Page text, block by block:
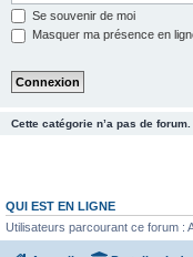
Se souvenir de moi
Masquer ma présence en
Cette catégorie n’a pas de forum.
QUI EST EN LIGNE
Utilisateurs parcourant ce forum :